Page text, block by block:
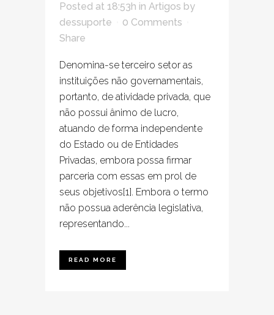
Posted at 18:53h in Artigos by
dessuporte
0 Comments
Share
Denomina-se terceiro setor as
instituições não governamentais,
portanto, de atividade privada, que
não possui ânimo de lucro,
atuando de forma independente
do Estado ou de Entidades
Privadas, embora possa firmar
parceria com essas em prol de
seus objetivos[1]. Embora o termo
não possua aderência legislativa,
representando...
READ MORE